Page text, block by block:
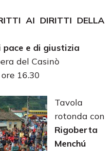
AI DIRITTI DELLA
pace e di giustizia
del Casinò
16.30
Tavola
rotonda con
Rigoberta
Menchú